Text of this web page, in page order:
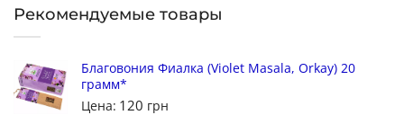
Рекомендуемые товары
Благовония Фиалка (Violet Masala, Orkay) 20
грамм*
Цена: 120 грн